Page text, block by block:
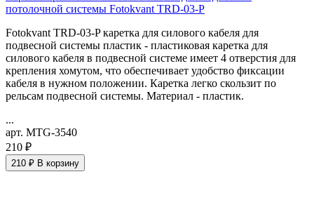
потолочной системы Fotokvant TRD-03-P
Fotokvant TRD-03-P каретка для силового кабеля для
подвесной системы пластик - пластиковая каретка для
силового кабеля в подвесной системе имеет 4 отверстия для
крепления хомутом, что обеспечивает удобство фиксации
кабеля в нужном положении. Каретка легко скользит по
рельсам подвесной системы. Материал - пластик.
...
арт. MTG-3540
210 ₽
210 ₽ В корзину